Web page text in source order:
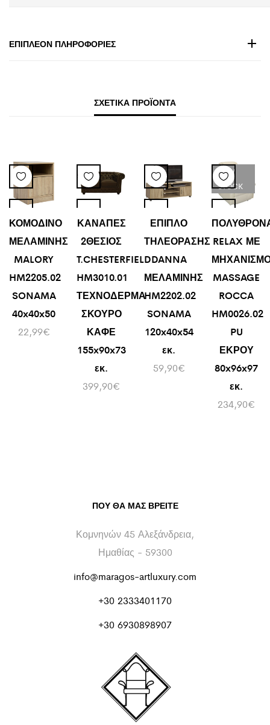
ΕΠΙΠΛΈΟΝ ΠΛΗΡΟΦΟΡΊΕΣ
ΣΧΕΤΙΚΆ ΠΡΟΪΌΝΤΑ
ΚΟΜΟΔΙΝΟ
ΜΕΛΑΜΙΝΗΣ
MALORY
HM2205.02
SONAMA
40x40x50
22,99€
ΚΑΝΑΠΕΣ
2ΘΕΣΙΟΣ
T.CHESTERFIELD
HM3010.01
ΤΕΧΝΟΔΕΡΜΑ
ΣΚΟΥΡΟ
ΚΑΦΕ
155x90x73
εκ.
399,90€
ΕΠΙΠΛΟ
ΤΗΛΕΟΡΑΣΗΣ
DANNA
ΜΕΛΑΜΙΝΗΣ
HM2202.02
SONAMA
120x40x54
εκ.
59,90€
LOW
STOCK
RELAX ΜΕ
MASSAGE
ROCCA
HM0026.02
PU
ΕΚΡΟΥ
80x96x97
εκ.
234,90€
ΠΟΥ ΘΑ ΜΑΣ ΒΡΕΊΤΕ
Κομνηνών 45 Αλεξάνδρεια,
Ημαθίας - 59300
info@maragos-artluxury.com
+30 2333401170
+30 6930898907